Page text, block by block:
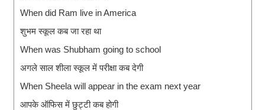
When did Ram live in America
शुभम स्कूल कब जा रहा था
When was Shubham going to school
अगले साल शीला स्कूल में परीक्षा कब देगी
When Sheela will appear in the exam next year
आपके ऑफिस में छुट्टी कब होगी